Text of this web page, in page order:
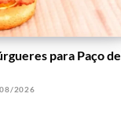
para Paço de
2026